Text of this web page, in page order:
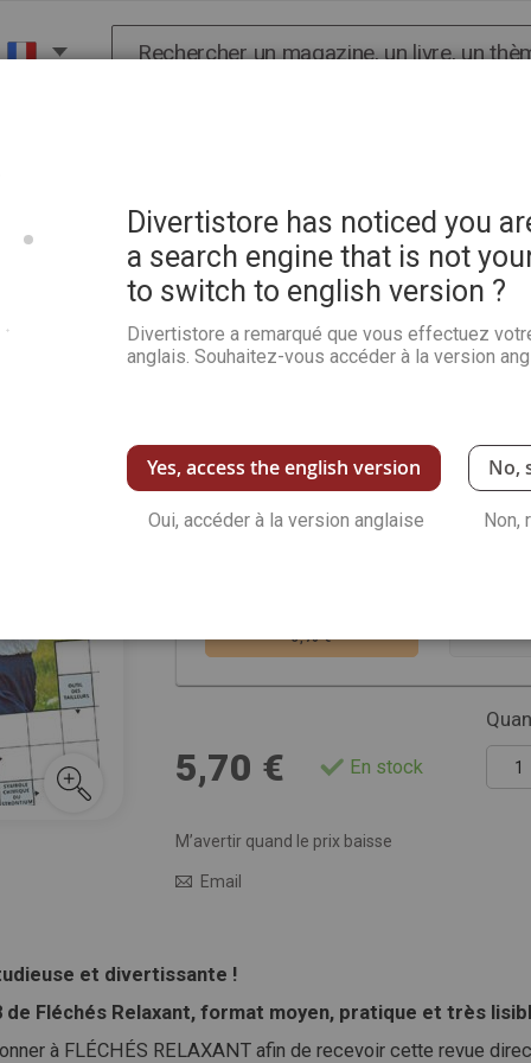
2-3
Magazine Fléchés
Soyez le premier à commenter ce produit
certaines grilles !
Voir plus de détails
5,70 €
5,70 € En stock
M’avertir quand le prix baisse
Email
et divertissante !
Fléchés Relaxant, format moyen, pratique et très
à FLÉCHÉS RELAXANT afin de recevoir cette revue
Divertistore has noticed you
a search engine that is not
to switch to english version ?
Divertistore a remarqué que vous effectuez
anglais. Souhaitez-vous accéder à la version
Yes, access the english version
Oui, accéder à la version anglaise
No,
Non,